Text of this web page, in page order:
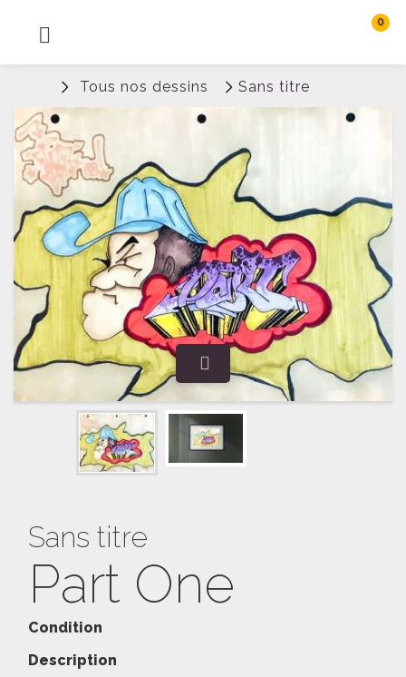
MENU
0
Connexion
Tous nos dessins Sans titre
Sans titre
Part One
Condition
Description